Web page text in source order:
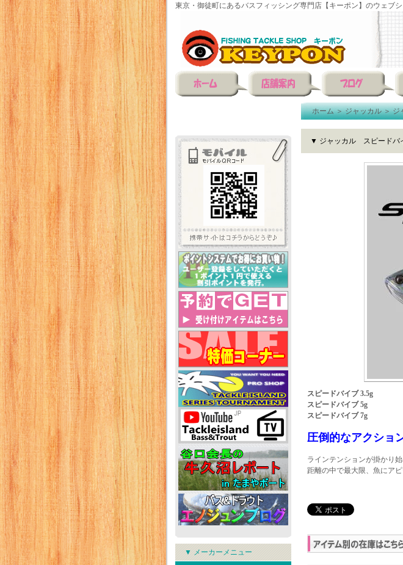
東京・御徒町にあるバスフィッシング専門店【キーポン】のウェブ
▼ メーカーメニュー
ホーム＞ジャッカル＞ジ
▼ ジャッカル スピードバ
スピードバイブ 3.5g
スピードバイブ 5g
スピードバイブ 7g
圧倒的なアクショ
ラインテンションが掛かり
距離の中で最大限、魚にアピ